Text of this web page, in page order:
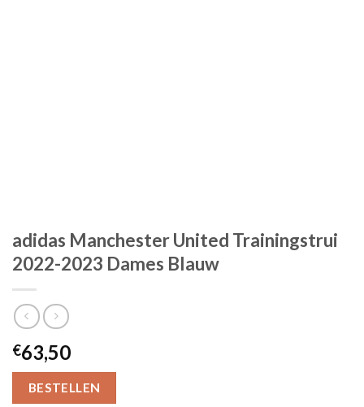
adidas Manchester United Trainingstrui
2022-2023 Dames Blauw
€63,50
BESTELLEN